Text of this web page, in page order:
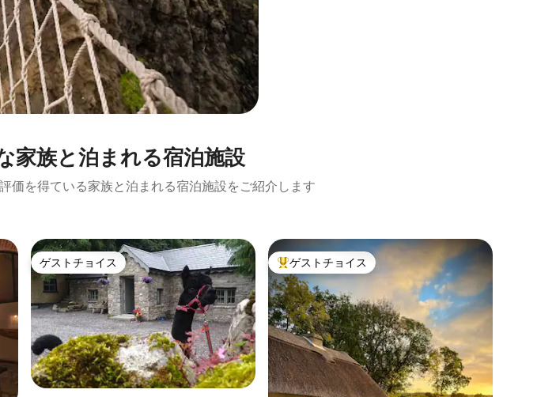
家族と泊まれる宿泊施設
価を得ている家族と泊まれる宿泊施設をご紹介します
ゲストチョイス
ゲストチョイス 大好評のゲストチョイスです。
ゲストチョイス